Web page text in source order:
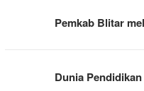
Pemkab Blitar
Dunia